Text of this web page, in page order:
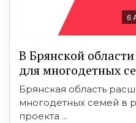
6
В Брянской
для многодетных
Брянская область
многодетных семей в
проекта ...